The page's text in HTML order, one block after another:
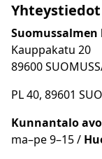
Yhteystiedot
Kauppakatu 20
89600
PL 40, 89601
Kunnantalo
ma–pe 9–15 /